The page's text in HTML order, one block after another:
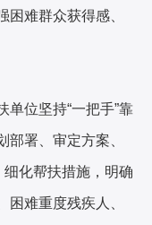
困难群众获得感、
单位坚持“一把手”靠
署、审定方案、
细化帮扶措施，明确
难重度残疾人、